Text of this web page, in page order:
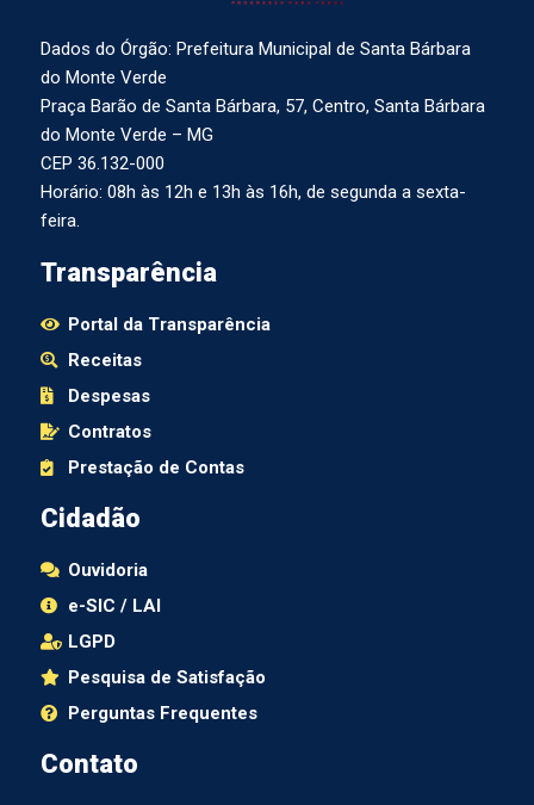
Dados do Órgão: Prefeitura Municipal de Santa Bárbara
do Monte Verde
Praça Barão de Santa Bárbara, 57, Centro, Santa Bárbara
do Monte Verde – MG
CEP 36.132-000
Horário: 08h às 12h e 13h às 16h, de segunda a sexta-
feira.
Transparência
Portal da Transparência
Receitas
Despesas
Contratos
Prestação de Contas
Cidadão
Ouvidoria
e-SIC / LAI
LGPD
Pesquisa de Satisfação
Perguntas Frequentes
Contato